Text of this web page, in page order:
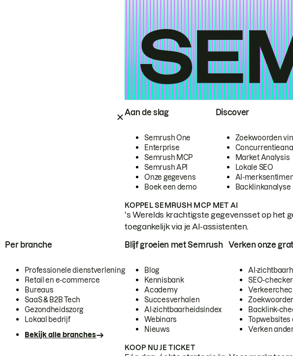
Aan de slag
Semrush One
Enterprise
Semrush MCP
Semrush API
Onze gegevens
Boek een demo
Discover
Zoekwoorden
Market Analysis
Lokale SEO
AI-
Backlinkanalyse
KOPPEL SEMRUSH MCP MET AI
's Werelds krachtigste gegevensset op het
toegankelijk via je AI-assistenten.
Per branche
Professionele dienstverlening
Retail en e-commerce
Bureaus
SaaS & B2B Tech
Gezondheidszorg
Lokaal bedrijf
Bekijk alle branches
Blijf groeien met Semrush
Blog
Kennisbank
Academy
Succesverhalen
AI-zichtbaarheidsindex
Webinars
Nieuws
Verken onze
AI-
SEO-checker
Backlink-
Topwebsites
Verken
KOOP NU JE TICKET